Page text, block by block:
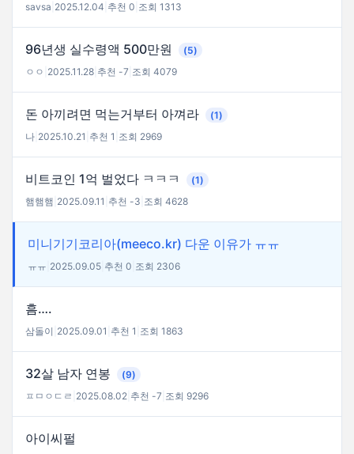
savsa 2025.12.04 추천 0 조회 1313
96년생 실수령액 500만원
(5)
ㅇㅇ 2025.11.28 추천 -7 조회 4079
돈 아끼려면 먹는거부터 아껴라
(1)
나 2025.10.21 추천 1 조회 2969
비트코인 1억 벌었다 ㅋㅋㅋ
(1)
햄햄햄 2025.09.11 추천 -3 조회 4628
미니기기코리아(meeco.kr) 다운 이유가 ㅠㅠ
ㅠㅠ 2025.09.05 추천 0 조회 2306
흠….
삼돌이 2025.09.01 추천 1 조회 1863
32살 남자 연봉
(9)
ㅍㅁㅇㄷㄹ 2025.08.02 추천 -7 조회 9296
아이씨펄